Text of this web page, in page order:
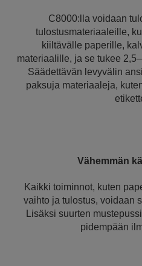
C8000:lla voidaan
tulostusmateriaaleille,
kiiltävälle paperille,
materiaalille, ja se tukee
Säädettävän levyvälin
paksuja materiaaleja,
Vähemmän
Kaikki toiminnot, kuten
vaihto ja tulostus, voidaan
Lisäksi suurten
pidempään